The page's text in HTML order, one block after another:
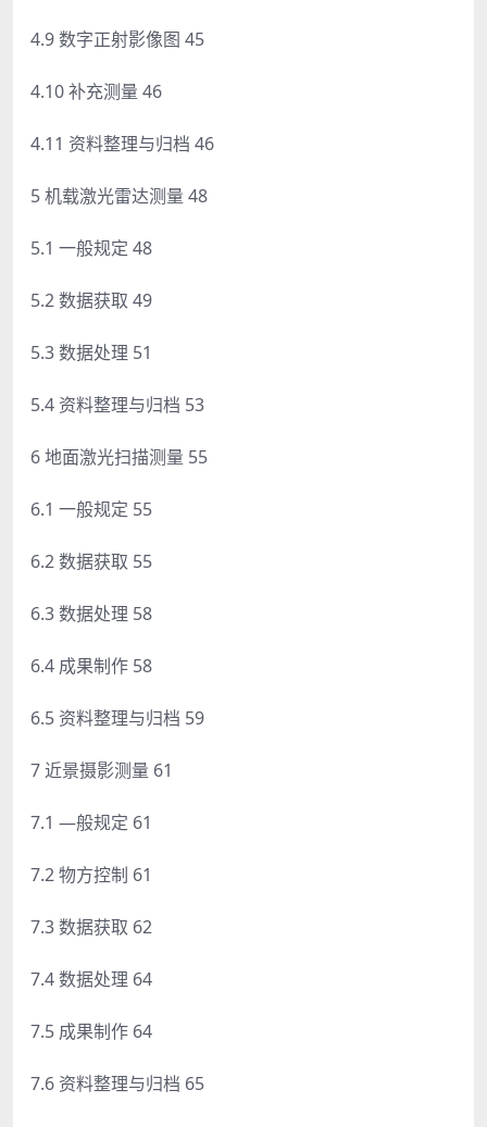
4.9 数字正射影像图 45
4.10 补充测量 46
4.11 资料整理与归档 46
5 机载激光雷达测量 48
5.1 一般规定 48
5.2 数据获取 49
5.3 数据处理 51
5.4 资料整理与归档 53
6 地面激光扫描测量 55
6.1 一般规定 55
6.2 数据获取 55
6.3 数据处理 58
6.4 成果制作 58
6.5 资料整理与归档 59
7 近景摄影测量 61
7.1 —般规定 61
7.2 物方控制 61
7.3 数据获取 62
7.4 数据处理 64
7.5 成果制作 64
7.6 资料整理与归档 65